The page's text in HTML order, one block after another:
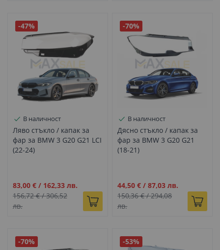
-47%
В наличност
Ляво стъкло / капак за
фар за BMW 3 G20 G21 LCI
(22-24)
Промо
цена
83,00 € / 162,33 лв.
156,72 €/306,52
лв.
-70%
В наличност
Дясно стъкло / капак за
фар за BMW 3 G20 G21
(18-21)
Промо
цена
44,50 € /87,03 лв.
150,36 €/294,08
лв.
-70% -53%